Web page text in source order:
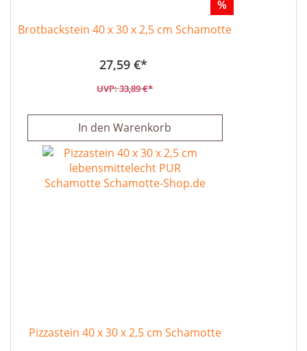
%
Brotbackstein 40 x 30 x 2,5 cm Schamotte
27,59 €
33,89 €
In den Warenkorb
Pizzastein 40 x 30 x 2,5 cm Schamotte